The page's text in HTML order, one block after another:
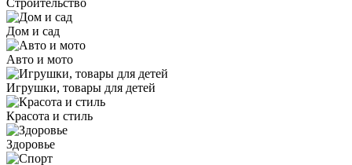
Строительство
Дом и сад
Авто и мото
Игрушки, товары для детей
Красота и стиль
Здоровье